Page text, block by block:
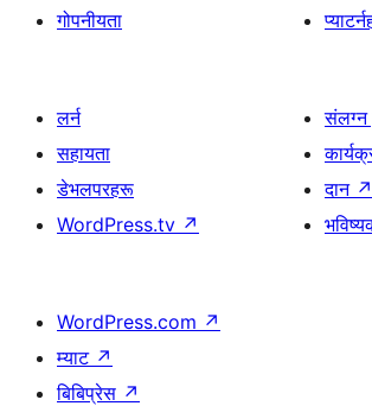
गोपनीयता
लर्न
सहायता
डेभलपरहरू
WordPress.tv ↗
संलग्न
दान ↗
WordPress.com ↗
म्याट ↗
बिबिप्रेस ↗